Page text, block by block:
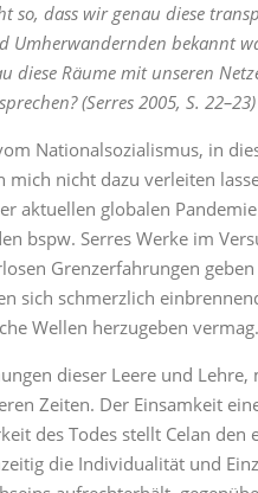
so, dass wir genau diese
Umherwandernden bekannt
diese Räume mit unseren
(Serres 2005, S. 22–23)
Nationalsozialismus, in
nicht dazu verleiten
aktuellen globalen
bspw. Serres Werke im
Grenzerfahrungen
sich schmerzlich
Wellen herzugeben vermag.
dieser Leere und
Zeiten. Der Einsamkeit
des Todes stellt Celan den
die Individualität und